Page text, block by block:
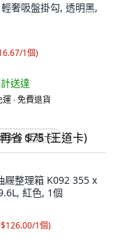
奢吸盤掛勾, 透明黑,
1個)
送達
∙ 免費退貨
$75 (王道卡)
屜整理箱 K092 355 x
紅色, 1個
$126.00/1個)